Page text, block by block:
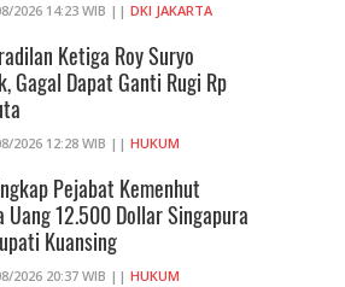
2026 14:23 WIB || DKI JAKARTA
Ketiga Roy Suryo
Gagal Dapat Ganti Rugi Rp
2026 12:28 WIB || HUKUM
Pejabat Kemenhut
Uang 12.500 Dollar Singapura
Kuansing
2026 20:37 WIB || HUKUM